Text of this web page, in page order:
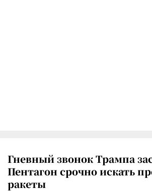
Гневный звонок Трампа
Пентагон срочно искать
ракеты